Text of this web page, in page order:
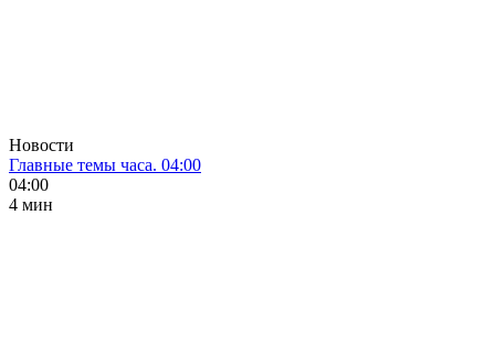
Новости
Главные темы часа. 04:00
04:00
4 мин